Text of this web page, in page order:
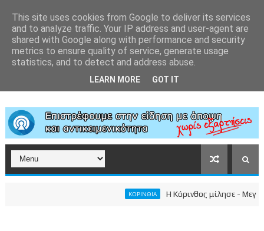
ΚΟΡΙΝΘΙΑ Η Κόρινθος μίλησε -
This site uses cookies from Google to deliver its services
and to analyze traffic. Your IP address and user-agent are
shared with Google along with performance and security
metrics to ensure quality of service, generate usage
statistics, and to detect and address abuse.
LEARN MORE GOT IT